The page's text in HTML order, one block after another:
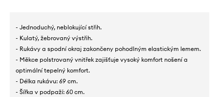
- Jednoduchý, neblokující střih.
- Kulatý, žebrovaný výstřih.
- Rukávy a spodní okraj zakončeny pohodlným elastickým lemem.
- Měkce polstrovaný vnitřek zajišťuje vysoký komfort nošení a
optimální tepelný komfort.
- Délka rukávu: 69 cm.
- Šířka v podpaží: 60 cm.